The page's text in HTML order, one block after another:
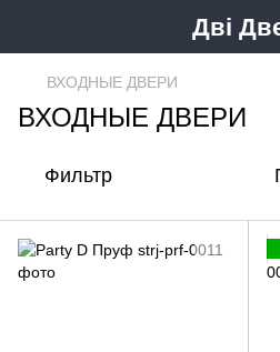
Дві
ВХОДНЫЕ ДВЕРИ
ВХОДНЫЕ ДВЕРИ
Фильтр